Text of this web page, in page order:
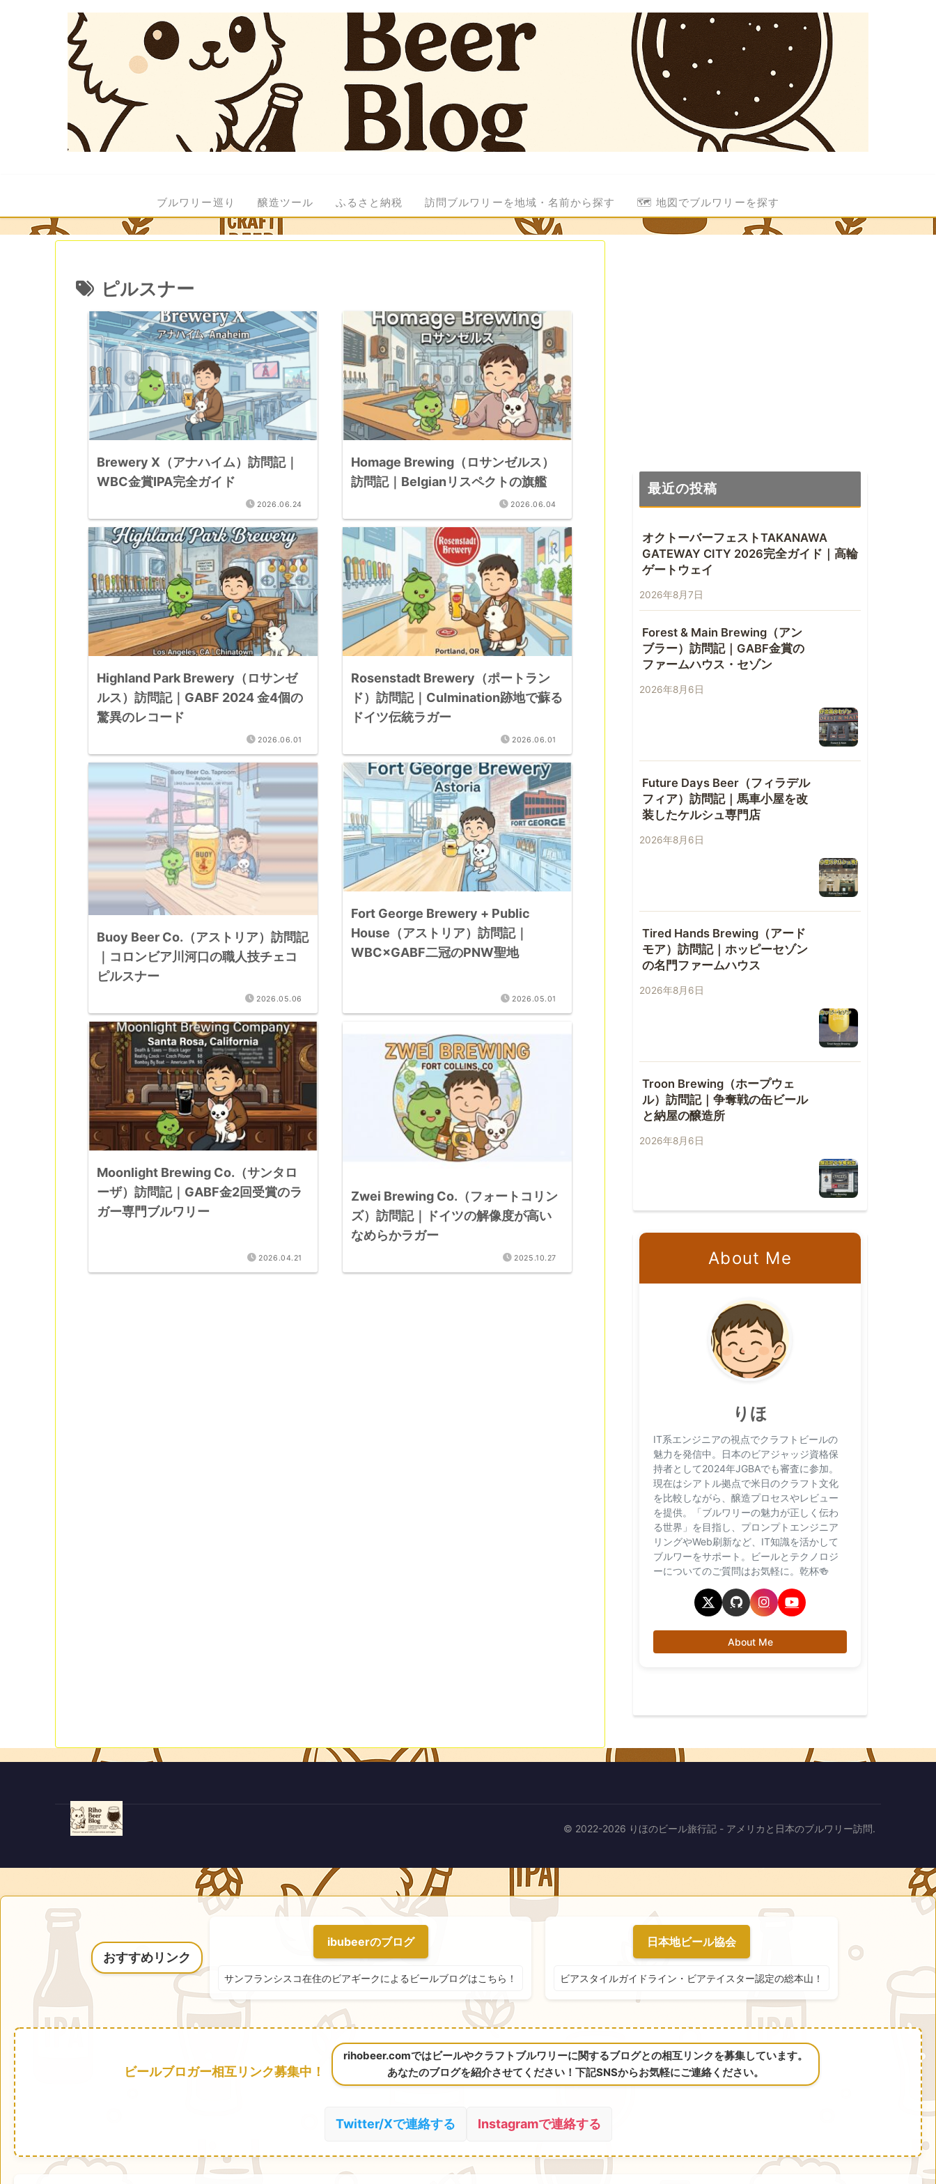
ブルワリー巡り 醸造ツール ふるさと納税 訪問ブルワリーを地域・名前から探す 🗺️ 地図でブルワリーを探す
ピルスナー
Brewery X（アナハイム）訪問記｜
WBC金賞IPA完全ガイド
2026.06.24
Homage Brewing（ロサンゼルス）
訪問記｜Belgianリスペクトの旗艦
2026.06.04
Highland Park Brewery（ロサンゼ
ルス）訪問記｜GABF 2024 金4個の
驚異のレコード
2026.06.01
Rosenstadt Brewery（ポートラン
ド）訪問記｜Culmination跡地で蘇る
ドイツ伝統ラガー
2026.06.01
Buoy Beer Co.（アストリア）訪問記
｜コロンビア川河口の職人技チェコ
ピルスナー
2026.05.06
Fort George Brewery + Public
House（アストリア）訪問記｜
WBC×GABF二冠のPNW聖地
2026.05.01
Moonlight Brewing Co.（サンタロ
ーザ）訪問記｜GABF金2回受賞のラ
ガー専門ブルワリー
2026.04.21
Zwei Brewing Co.（フォートコリン
ズ）訪問記｜ドイツの解像度が高い
なめらかラガー
2025.10.27
最近の投稿
オクトーバーフェストTAKANAWA
GATEWAY CITY 2026完全ガイド｜高輪
ゲートウェイ
2026年8月7日
Forest & Main Brewing（アン
ブラー）訪問記｜GABF金賞の
ファームハウス・セゾン
2026年8月6日
Future Days Beer（フィラデル
フィア）訪問記｜馬車小屋を改
装したケルシュ専門店
2026年8月6日
Tired Hands Brewing（アード
モア）訪問記｜ホッピーセゾン
の名門ファームハウス
2026年8月6日
Troon Brewing（ホープウェ
ル）訪問記｜争奪戦の缶ビール
と納屋の醸造所
2026年8月6日
About Me
りほ
IT系エンジニアの視点でクラフトビールの
魅力を発信中。日本のビアジャッジ資格保
持者として2024年JGBAでも審査に参加。
現在はシアトル拠点で米日のクラフト文化
を比較しながら、醸造プロセスやレビュー
を提供。「ブルワリーの魅力が正しく伝わ
る世界」を目指し、プロンプトエンジニア
リングやWeb刷新など、IT知識を活かして
ブルワーをサポート。ビールとテクノロジ
ーについてのご質問はお気軽に。乾杯🍻
About Me
© 2022-2026 りほのビール旅行記 - アメリカと日本のブルワリー訪問.
おすすめリンク
ibubeerのブログ
サンフランシスコ在住のビアギークによるビールブログはこちら！
日本地ビール協会
ビアスタイルガイドライン・ビアテイスター認定の総本山！
ビールブロガー相互リンク募集中！
rihobeer.comではビールやクラフトブルワリーに関するブログとの相互リンクを募集しています。
あなたのブログを紹介させてください！下記SNSからお気軽にご連絡ください。
Twitter/Xで連絡する Instagramで連絡する